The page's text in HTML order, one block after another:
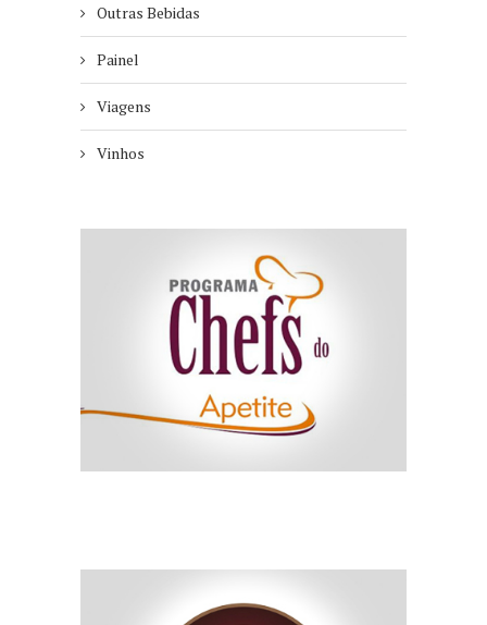
Outras Bebidas
Painel
Viagens
Vinhos